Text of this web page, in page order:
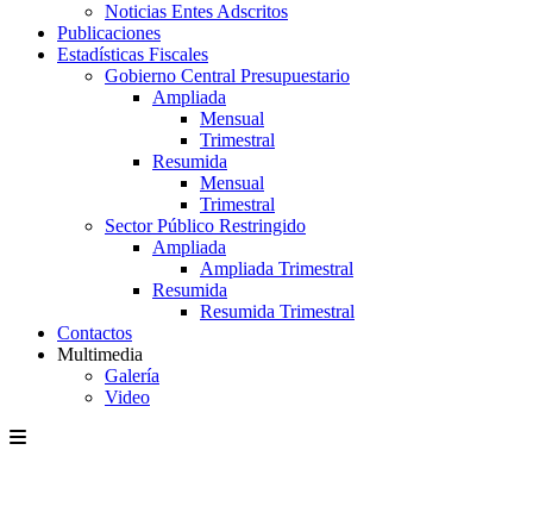
Noticias Entes Adscritos
Publicaciones
Estadísticas Fiscales
Gobierno Central Presupuestario
Ampliada
Mensual
Trimestral
Resumida
Mensual
Trimestral
Sector Público Restringido
Ampliada
Ampliada Trimestral
Resumida
Resumida Trimestral
Contactos
Multimedia
Galería
Video